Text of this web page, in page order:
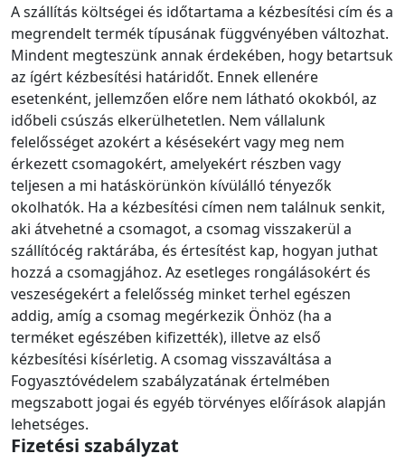
A szállítás költségei és időtartama a kézbesítési cím és a
megrendelt termék típusának függvényében változhat.
Mindent megteszünk annak érdekében, hogy betartsuk
az ígért kézbesítési határidőt. Ennek ellenére
esetenként, jellemzően előre nem látható okokból, az
időbeli csúszás elkerülhetetlen. Nem vállalunk
felelősséget azokért a késésekért vagy meg nem
érkezett csomagokért, amelyekért részben vagy
teljesen a mi hatáskörünkön kívülálló tényezők
okolhatók. Ha a kézbesítési címen nem találnuk senkit,
aki átvehetné a csomagot, a csomag visszakerül a
szállítócég raktárába, és értesítést kap, hogyan juthat
hozzá a csomagjához. Az esetleges rongálásokért és
veszeségekért a felelősség minket terhel egészen
addig, amíg a csomag megérkezik Önhöz (ha a
terméket egészében kifizették), illetve az első
kézbesítési kísérletig. A csomag visszaváltása a
Fogyasztóvédelem szabályzatának értelmében
megszabott jogai és egyéb törvényes előírások alapján
lehetséges.
Fizetési szabályzat